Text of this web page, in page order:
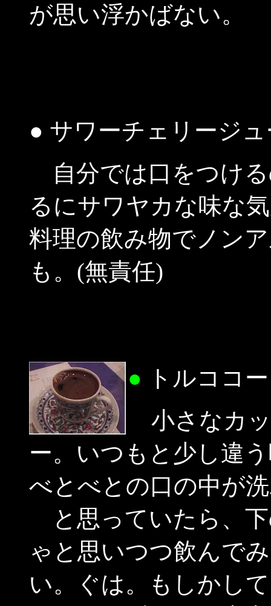
が思い浮かばない。
● サワーチェリージ
自分では口をつけ
るにサワヤカな味な
料理の飲み物でノン
も。(無責任)
● トルココ
小さなカ
ー。いつもと少し違
べとべとの口の中が
と思っていたら、
ゃと思いつつ飲んで
い。ぐは。もしかし